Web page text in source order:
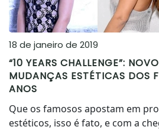
18 de janeiro de 2019
“10 YEARS CHALLENGE”:
MUDANÇAS ESTÉTICAS DOS
ANOS
Que os famosos apostam em
estéticos, isso é fato, e com a